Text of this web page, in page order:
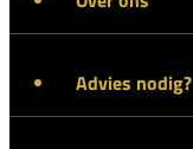
Advies nodig?